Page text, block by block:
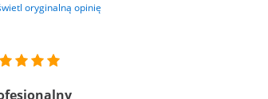
oryginalną opinię